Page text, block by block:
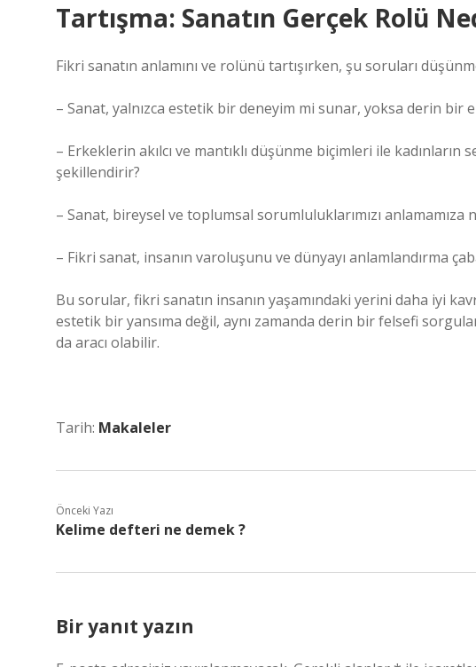
Tartışma: Sanatın Gerçek Rolü
Fikri sanatın anlamını ve rolünü tartışırken, şu soruları
– Sanat, yalnızca estetik bir deneyim mi sunar, yoksa derin bir
– Erkeklerin akılcı ve mantıklı düşünme biçimleri ile kadınların
şekillendirir?
– Sanat, bireysel ve toplumsal sorumluluklarımızı anlamamıza
– Fikri sanat, insanın varoluşunu ve dünyayı anlamlandırma
Bu sorular, fikri sanatın insanın yaşamındaki yerini daha iyi
estetik bir yansıma değil, aynı zamanda derin bir felsefi
da aracı olabilir.
Tarih: Makaleler
Önceki Yazı
Kelime defteri ne demek ?
Bir yanıt yazın